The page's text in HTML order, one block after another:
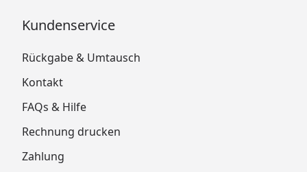
Kundenservice
Rückgabe & Umtausch
Kontakt
FAQs & Hilfe
Rechnung drucken
Zahlung